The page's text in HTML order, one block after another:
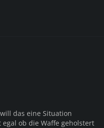
das eine Situation
ob die Waffe geholstert